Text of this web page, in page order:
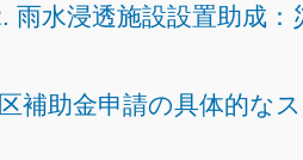
雨水浸透施設設置助成：
補助金申請の具体的な